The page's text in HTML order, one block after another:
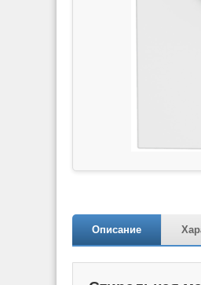
Описание